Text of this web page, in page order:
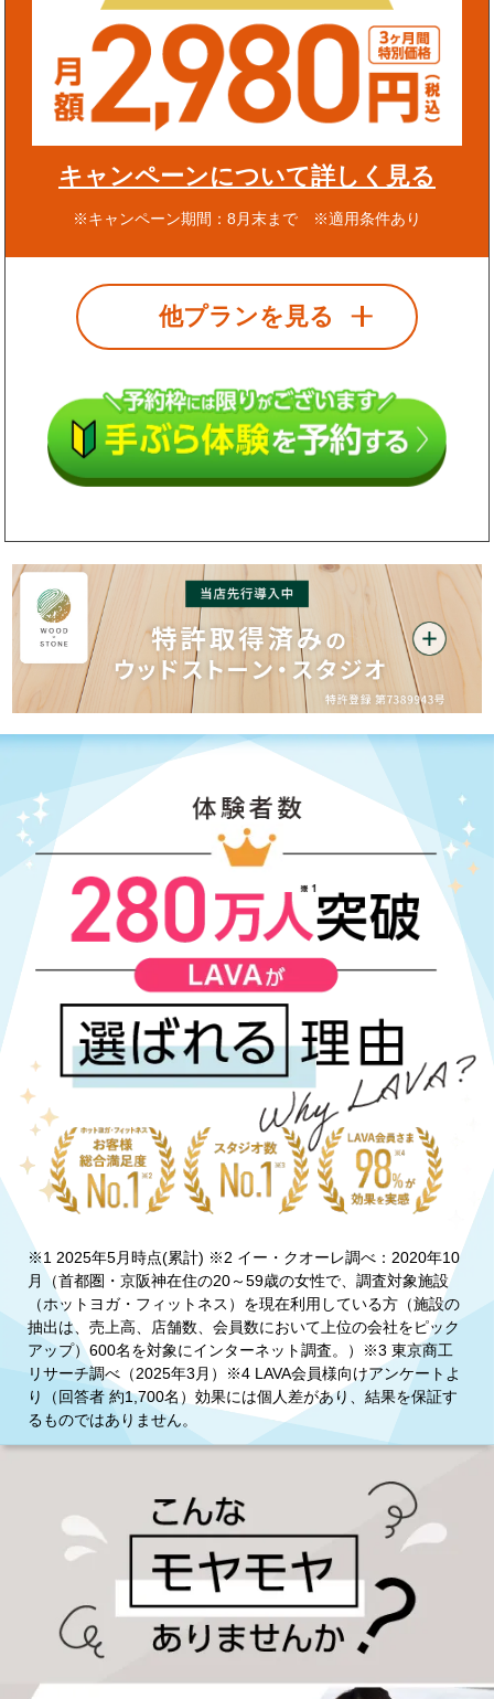
キャンペーンについて詳しく見る
※キャンペーン期間：8月末まで ※適用条件あり
他プランを見る
※1 2025年5月時点(累計) ※2 イー・クオーレ調べ：2020年10
月（首都圏・京阪神在住の20～59歳の女性で、調査対象施設
（ホットヨガ・フィットネス）を現在利用している方（施設の
抽出は、売上高、店舗数、会員数において上位の会社をピック
アップ）600名を対象にインターネット調査。）※3 東京商工
リサーチ調べ（2025年3月）※4 LAVA会員様向けアンケートよ
り（回答者 約1,700名）効果には個人差があり、結果を保証す
るものではありません。